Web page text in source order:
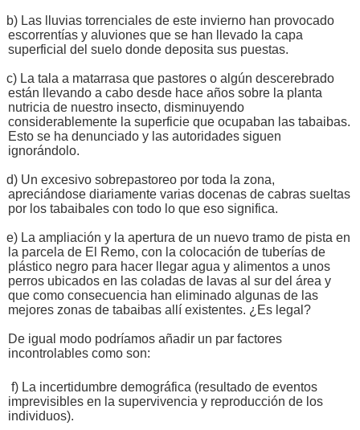
b) Las lluvias torrenciales de este invierno han provocado
escorrentías y aluviones que se han llevado la capa
superficial del suelo donde deposita sus puestas.
c) La tala a matarrasa que pastores o algún descerebrado
están llevando a cabo desde hace años sobre la planta
nutricia de nuestro insecto, disminuyendo
considerablemente la superficie que ocupaban las tabaibas.
Esto se ha denunciado y las autoridades siguen
ignorándolo.
d) Un excesivo sobrepastoreo por toda la zona,
apreciándose diariamente varias docenas de cabras sueltas
por los tabaibales con todo lo que eso significa.
e) La ampliación y la apertura de un nuevo tramo de pista en
la parcela de El Remo, con la colocación de tuberías de
plástico negro para hacer llegar agua y alimentos a unos
perros ubicados en las coladas de lavas al sur del área y
que como consecuencia han eliminado algunas de las
mejores zonas de tabaibas allí existentes. ¿Es legal?
De igual modo podríamos añadir un par factores
incontrolables como son:
f) La incertidumbre demográfica (resultado de eventos
imprevisibles en la supervivencia y reproducción de los
individuos).